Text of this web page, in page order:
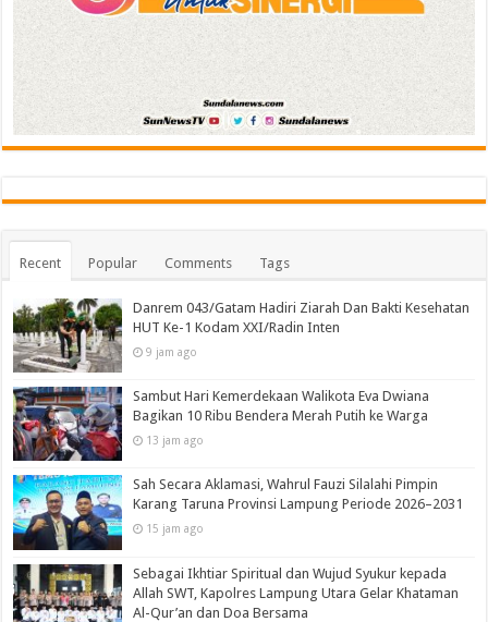
Recent Popular Comments Tags
Danrem 043/Gatam Hadiri Ziarah Dan Bakti Kesehatan
HUT Ke-1 Kodam XXI/Radin Inten
9 jam ago
Sambut Hari Kemerdekaan Walikota Eva Dwiana
Bagikan 10 Ribu Bendera Merah Putih ke Warga
13 jam ago
Sah Secara Aklamasi, Wahrul Fauzi Silalahi Pimpin
Karang Taruna Provinsi Lampung Periode 2026–2031
15 jam ago
Sebagai Ikhtiar Spiritual dan Wujud Syukur kepada
Allah SWT, Kapolres Lampung Utara Gelar Khataman
Al-Qur’an dan Doa Bersama